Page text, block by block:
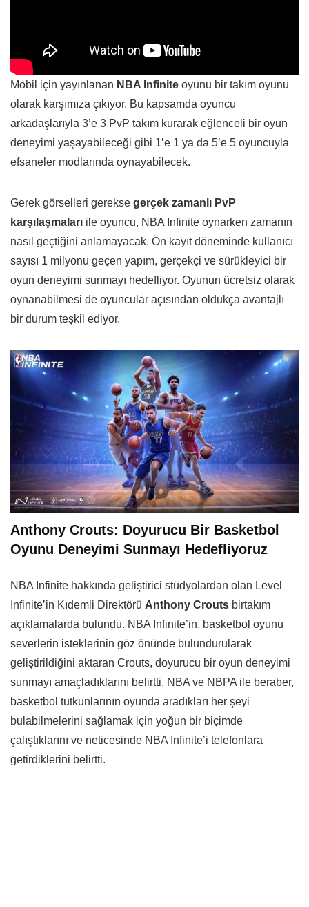
Mobil için yayınlanan NBA Infinite oyunu bir takım oyunu
olarak karşımıza çıkıyor. Bu kapsamda oyuncu
arkadaşlarıyla 3’e 3 PvP takım kurarak eğlenceli bir oyun
deneyimi yaşayabileceği gibi 1’e 1 ya da 5’e 5 oyuncuyla
efsaneler modlarında oynayabilecek.
Gerek görselleri gerekse gerçek zamanlı PvP
karşılaşmaları ile oyuncu, NBA Infinite oynarken zamanın
nasıl geçtiğini anlamayacak. Ön kayıt döneminde kullanıcı
sayısı 1 milyonu geçen yapım, gerçekçi ve sürükleyici bir
oyun deneyimi sunmayı hedefliyor. Oyunun ücretsiz olarak
oynanabilmesi de oyuncular açısından oldukça avantajlı
bir durum teşkil ediyor.
Anthony Crouts: Doyurucu Bir Basketbol
Oyunu Deneyimi Sunmayı Hedefliyoruz
NBA Infinite hakkında geliştirici stüdyolardan olan Level
Infinite’in Kıdemli Direktörü Anthony Crouts birtakım
açıklamalarda bulundu. NBA Infinite’in, basketbol oyunu
severlerin isteklerinin göz önünde bulundurularak
geliştirildiğini aktaran Crouts, doyurucu bir oyun deneyimi
sunmayı amaçladıklarını belirtti. NBA ve NBPA ile beraber,
basketbol tutkunlarının oyunda aradıkları her şeyi
bulabilmelerini sağlamak için yoğun bir biçimde
çalıştıklarını ve neticesinde NBA Infinite’i telefonlara
getirdiklerini belirtti.